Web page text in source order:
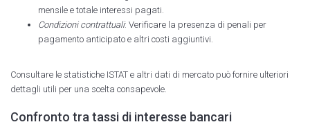
mensile e totale interessi pagati.
Condizioni contrattuali: Verificare la presenza di penali per
pagamento anticipato e altri costi aggiuntivi.
Consultare le statistiche ISTAT e altri dati di mercato può fornire ulteriori
dettagli utili per una scelta consapevole.
Confronto tra tassi di interesse bancari